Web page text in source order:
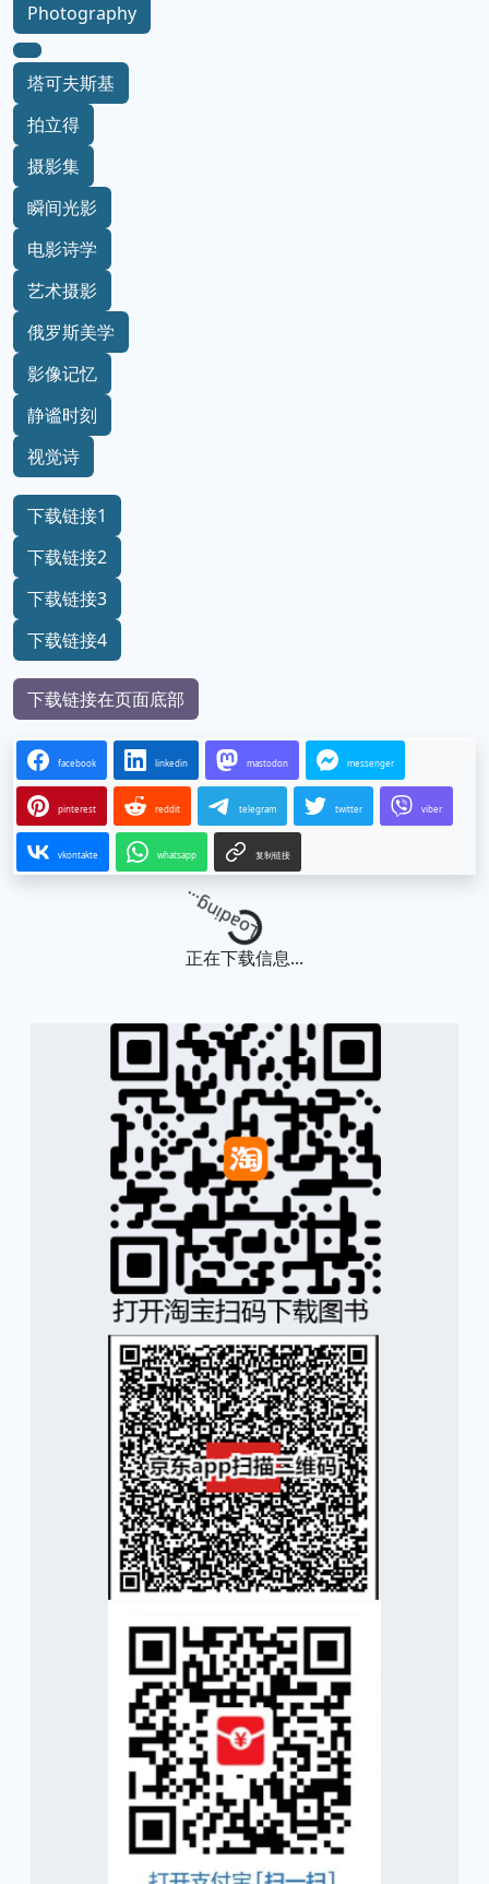
Photography
塔可夫斯基
拍立得
摄影集
瞬间光影
电影诗学
艺术摄影
俄罗斯美学
影像记忆
静谧时刻
视觉诗
下载链接1
下载链接2
下载链接3
下载链接4
下载链接在页面底部
facebook linkedin mastodon messenger
pinterest reddit telegram twitter viber
vkontakte whatsapp 复制链接
Loading...
正在下载信息...